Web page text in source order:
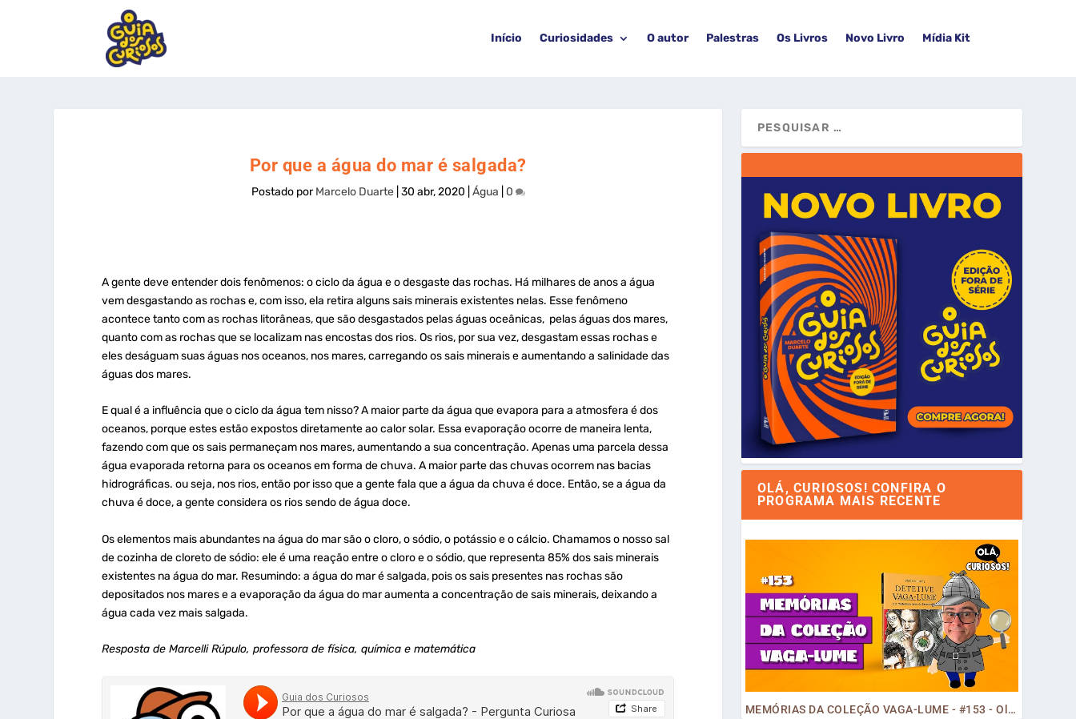
Início Curiosidades O autor Palestras Os Livros Novo Livro Mídia Kit
Por que a água do mar é salgada?
Postado porMarcelo Duarte| 30 abr, 2020 Água 0
A gente deve entender dois fenômenos: o ciclo da água e o desgaste das rochas. Há milhares de anos a água
vem desgastando as rochas e, com isso, ela retira alguns sais minerais existentes nelas. Esse fenômeno
acontece tanto com as rochas litorâneas, que são desgastados pelas águas oceânicas, pelas águas dos mares,
quanto com as rochas que se localizam nas encostas dos rios. Os rios, por sua vez, desgastam essas rochas e
eles deságuam suas águas nos oceanos, nos mares, carregando os sais minerais e aumentando a salinidade das
águas dos mares.
E qual é a influência que o ciclo da água tem nisso? A maior parte da água que evapora para a atmosfera é dos
oceanos, porque estes estão expostos diretamente ao calor solar. Essa evaporação ocorre de maneira lenta,
fazendo com que os sais permaneçam nos mares, aumentando a sua concentração. Apenas uma parcela dessa
água evaporada retorna para os oceanos em forma de chuva. A maior parte das chuvas ocorrem nas bacias
hidrográficas. ou seja, nos rios, então por isso que a gente fala que a água da chuva é doce. Então, se a água da
chuva é doce, a gente considera os rios sendo de água doce.
Os elementos mais abundantes na água do mar são o cloro, o sódio, o potássio e o cálcio. Chamamos o nosso sal
de cozinha de cloreto de sódio: ele é uma reação entre o cloro e o sódio, que representa 85% dos sais minerais
existentes na água do mar. Resumindo: a água do mar é salgada, pois os sais presentes nas rochas são
depositados nos mares e a evaporação da água do mar aumenta a concentração de sais minerais, deixando a
água cada vez mais salgada.
Resposta de Marcelli Rúpulo, professora de física, química e matemática
OLÁ, CURIOSOS! CONFIRA O
PROGRAMA MAIS RECENTE
MEMÓRIAS DA COLEÇÃO VAGA-LUME - #153 - Olá, Curiosos! 2023